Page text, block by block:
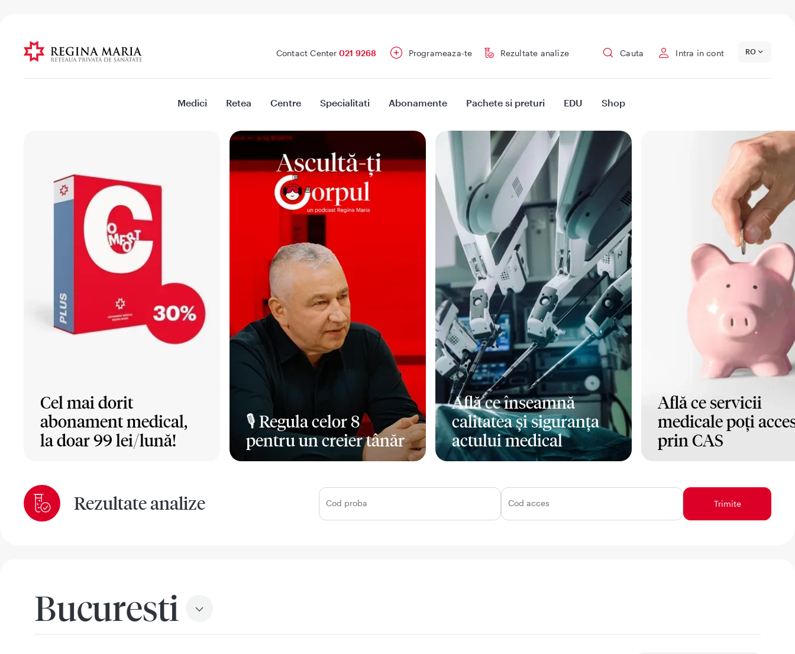
Contact Center 021 9268 Programeaza-te Rezultate analize Cauta Intra in cont RO
Medici Retea Centre Specialitati Abonamente Pachete si preturi EDU Shop
Cel mai dorit
abonament medical,
la doar 99 lei/lună!
🎙️ Regula celor 8
pentru un creier tânăr
Află ce înseamnă
calitatea și siguranța
actului medical
Află ce servicii
medicale poți
prin CAS
Rezultate analize Cod proba Cod acces
Bucuresti